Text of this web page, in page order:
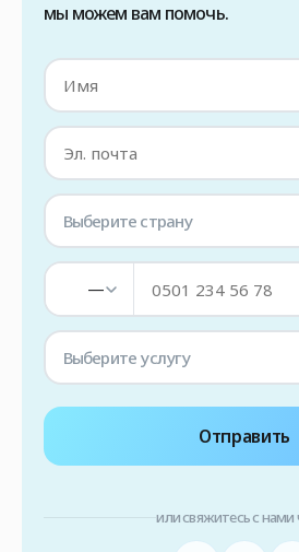
мы можем вам помочь.
Выберите страну
—
Выберите услугу
Отправить
или свяжитесь с нами